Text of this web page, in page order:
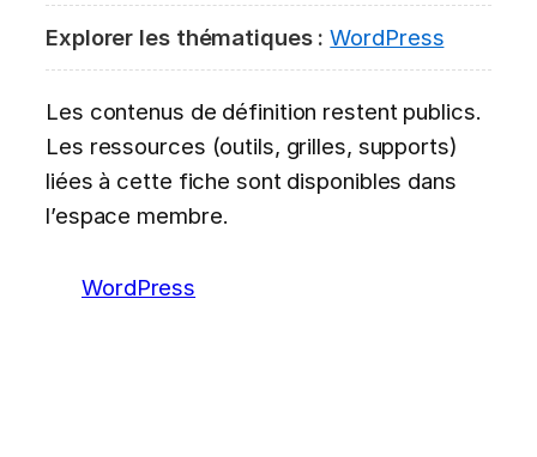
Explorer les thématiques :WordPress
Les contenus de définition restent publics.
Les ressources (outils, grilles, supports)
liées à cette fiche sont disponibles dans
l’espace membre.
WordPress